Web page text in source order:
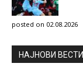
posted on 02.08.2026
НAЈНОВИ ВЕСТИ